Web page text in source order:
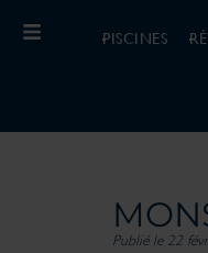
PISCINES
Publié le 22